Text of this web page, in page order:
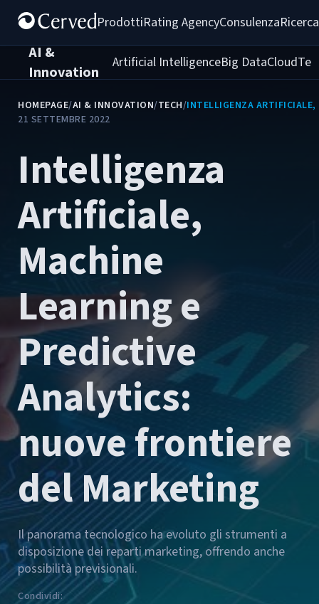
ProdottiRating AgencyConsulenza
AI &
Innovation
Artificial IntelligenceBig DataCloud
HOMEPAGE/AI & INNOVATION/TECH/INTELLIGENZA ARTIFICIALE,
21 SETTEMBRE 2022
Intelligenza
Artificiale,
Machine
Learning e
Predictive
Analytics:
nuove frontiere
del Marketing
Il panorama tecnologico ha evoluto gli strumenti a
disposizione dei reparti marketing, offrendo anche
possibilità previsionali.
Condividi: